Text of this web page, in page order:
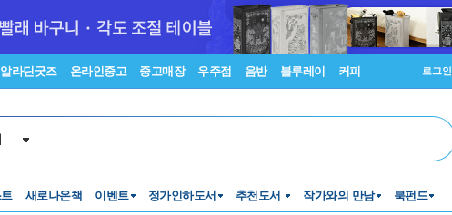
알라딘굿즈 온라인중고 중고매장 우주점 음반 블루레이 커피 로그인
새로나온책 이벤트 정가인하도서 추천도서 작가와의 만남 북펀드